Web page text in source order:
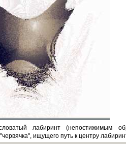
лабиринт (непостижимым
ищущего путь к центру